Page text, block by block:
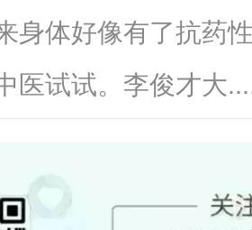
身体好像有了抗药
医试试。李俊才大